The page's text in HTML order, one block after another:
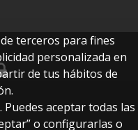
terceros para fines
personalizada en
de tus hábitos de
aceptar todas las
o configurarlas o